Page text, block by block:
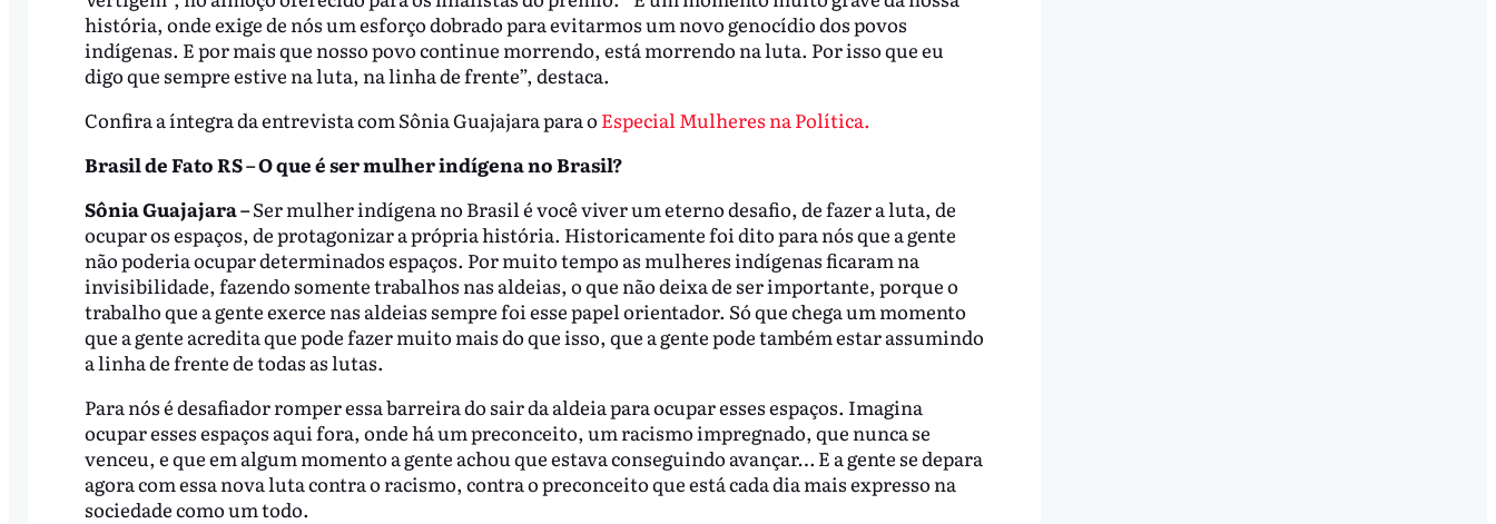
história, onde exige de nós um esforço dobrado para evitarmos um novo genocídio dos povos
indígenas. E por mais que nosso povo continue morrendo, está morrendo na luta. Por isso que eu
digo que sempre estive na luta, na linha de frente”, destaca.
Confira a íntegra da entrevista com Sônia Guajajara para o Especial Mulheres na Política.
Brasil de Fato RS – O que é ser mulher indígena no Brasil?
Sônia Guajajara –Ser mulher indígena no Brasil é você viver um eterno desafio, de fazer a luta, de
ocupar os espaços, de protagonizar a própria história. Historicamente foi dito para nós que a gente
não poderia ocupar determinados espaços. Por muito tempo as mulheres indígenas ficaram na
invisibilidade, fazendo somente trabalhos nas aldeias, o que não deixa de ser importante, porque o
trabalho que a gente exerce nas aldeias sempre foi esse papel orientador. Só que chega um momento
que a gente acredita que pode fazer muito mais do que isso, que a gente pode também estar assumindo
a linha de frente de todas as lutas.
Para nós é desafiador romper essa barreira do sair da aldeia para ocupar esses espaços. Imagina
ocupar esses espaços aqui fora, onde há um preconceito, um racismo impregnado, que nunca se
venceu, e que em algum momento a gente achou que estava conseguindo avançar… E a gente se depara
agora com essa nova luta contra o racismo, contra o preconceito que está cada dia mais expresso na
sociedade como um todo.